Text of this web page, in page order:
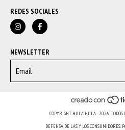
REDES SOCIALES
NEWSLETTER
COPYRIGHT HULA HULA - 2026. TODOS
DEFENSA DE LAS Y LOS CONSUMIDORES.